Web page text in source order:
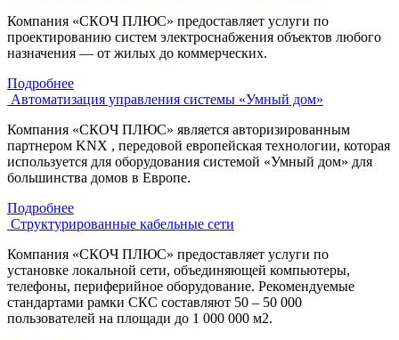
Компания «СКОЧ ПЛЮС» предоставляет услуги по
проектированию систем электроснабжения объектов любого
назначения — от жилых до коммерческих.
Подробнее
Автоматизация управления системы «Умный дом»
Компания «СКОЧ ПЛЮС» является авторизированным
партнером KNX , передовой европейская технологии, которая
используется для оборудования системой «Умный дом» для
большинства домов в Европе.
Подробнее
Структурированные кабельные сети
Компания «СКОЧ ПЛЮС» предоставляет услуги по
установке локальной сети, объединяющей компьютеры,
телефоны, периферийное оборудование. Рекомендуемые
стандартами рамки СКС составляют 50 – 50 000
пользователей на площади до 1 000 000 м2.